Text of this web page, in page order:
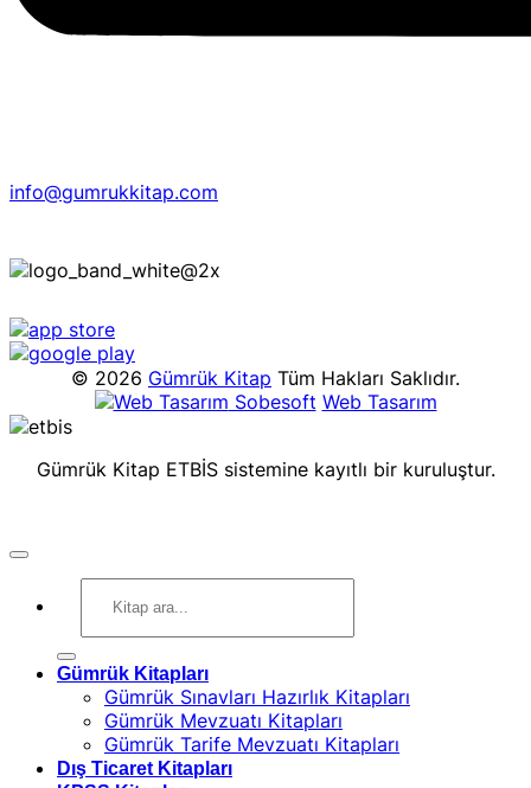
info@gumrukkitap.com
© 2026 Gümrük Kitap Tüm Hakları Saklıdır.
Sobesoft Web Tasarım
Gümrük Kitap ETBİS sistemine kayıtlı bir kuruluştur.
Gümrük Kitapları
Gümrük Sınavları Hazırlık Kitapları
Gümrük Mevzuatı Kitapları
Gümrük Tarife Mevzuatı Kitapları
Dış Ticaret Kitapları